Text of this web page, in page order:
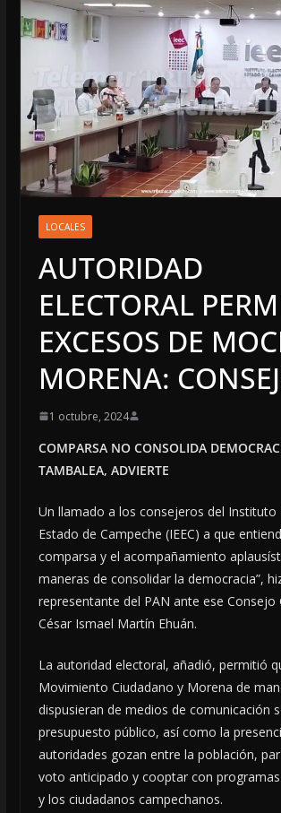
LOCALES
AUTORIDAD
ELECTORAL
EXCESOS DE
MORENA:
1 octubre, 2024
COMPARSA NO CONSOLIDA
TAMBALEA, ADVIERTE
Un llamado a los consejeros del Instituto
Estado de Campeche (IEEC) a que
comparsa y el acompañamiento
maneras de consolidar la democracia”,
representante del PAN ante ese Consejo
César Ismael Martín Ehuán.
La autoridad electoral, añadió, permitió
Movimiento Ciudadano y Morena de
dispusieran de medios de comunicación
presupuesto público, así como la
autoridades gozan entre la población,
voto anticipado y cooptar con
y los ciudadanos campechanos.